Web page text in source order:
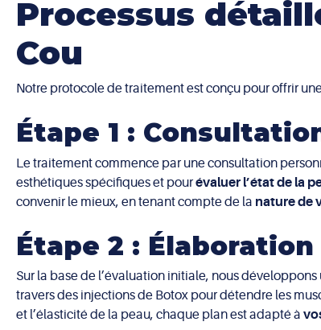
quotidiennes,réduisant l’impact du traitement
secondaires, tels que la légère rougeur ou le
uneexpérience
Processus
Cou
Notre protocole de traitement est conçu pour offrir
Étape 1 :
Le traitement commence par une consultation
esthétiques spécifiques et pourévaluer l’état de la
convenir le mieux, en tenant compte de la nature de
Étape 2 :
Sur la base de l’évaluation initiale, nous
travers des injections de Botox pour détendre les
et l’élasticité de la peau, chaque plan est adapté à